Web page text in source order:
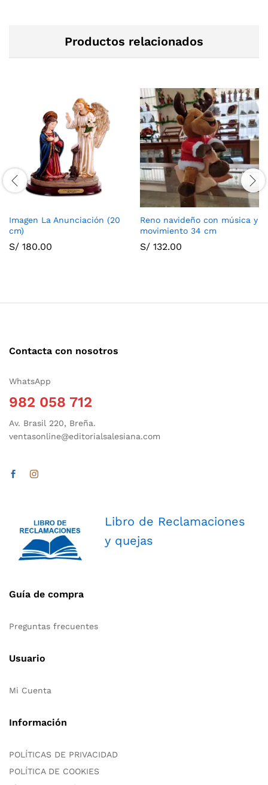
Productos relacionados
Imagen La Anunciación (20
cm)
S/ 180.00
Reno navideño con música y
movimiento 34 cm
S/ 132.00
Contacta con nosotros
WhatsApp
982 058 712
Av. Brasil 220, Breña.
ventasonline@editorialsalesiana.com
Libro de Reclamaciones
y quejas
Guía de compra
Preguntas frecuentes
Usuario
Mi Cuenta
Información
POLÍTICAS DE PRIVACIDAD
POLÍTICA DE COOKIES